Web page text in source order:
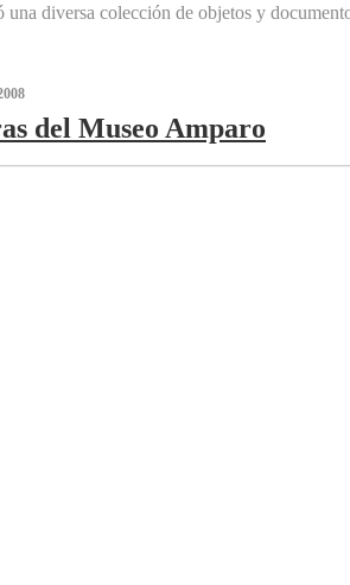
una diversa colección de objetos y
del Museo Amparo